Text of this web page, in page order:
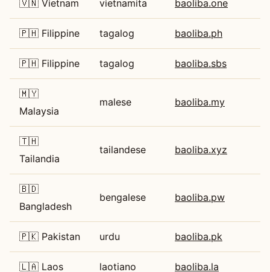
🇻🇳 Vietnam vietnamita baoliba.one
🇵🇭 Filippine tagalog baoliba.ph
🇵🇭 Filippine tagalog baoliba.sbs
🇲🇾
Malaysia
malese baoliba.my
🇹🇭
Tailandia
tailandese baoliba.xyz
🇧🇩
Bangladesh
bengalese baoliba.pw
🇵🇰 Pakistan urdu baoliba.pk
🇱🇦 Laos laotiano baoliba.la